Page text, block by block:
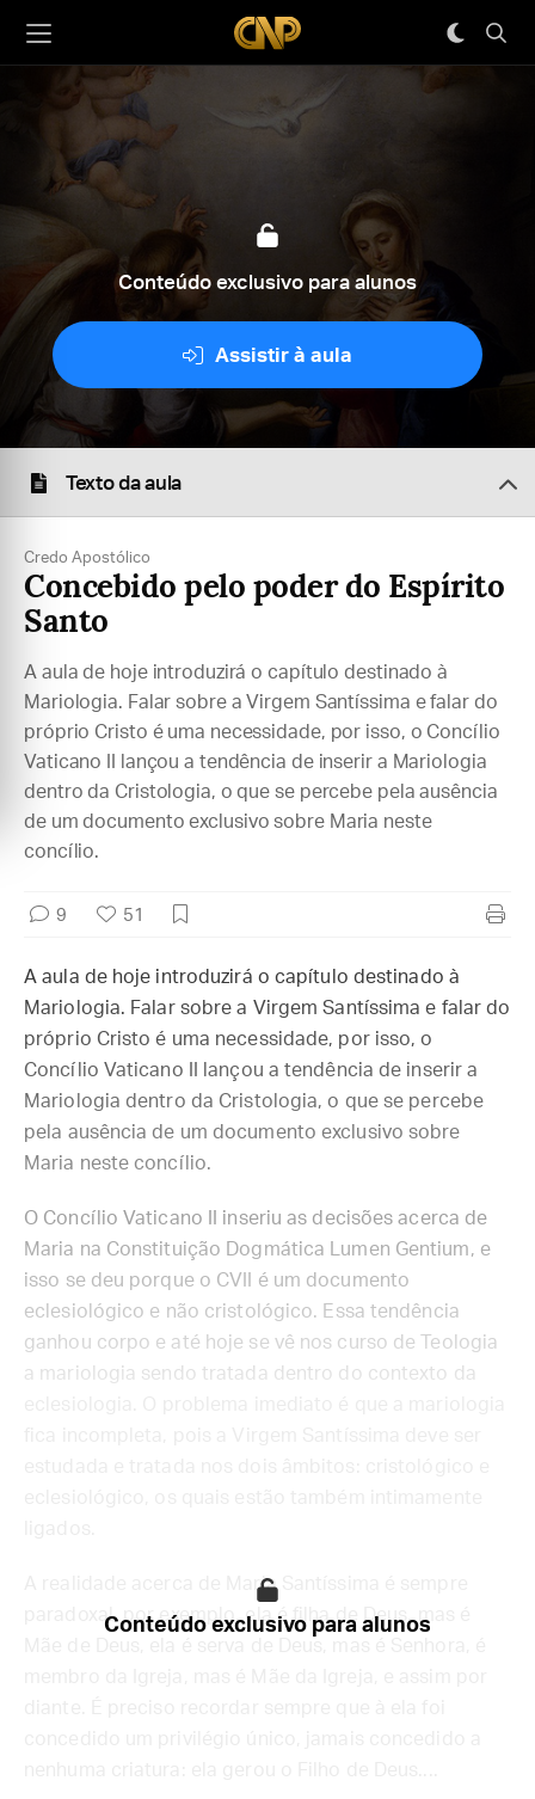
Conteúdo exclusivo para alunos
Assistir à aula
Texto da aula
Credo Apostólico
Concebido pelo poder do Espírito
Santo
A aula de hoje introduzirá o capítulo destinado à
Mariologia. Falar sobre a Virgem Santíssima e falar do
próprio Cristo é uma necessidade, por isso, o Concílio
Vaticano II lançou a tendência de inserir a Mariologia
dentro da Cristologia, o que se percebe pela ausência
de um documento exclusivo sobre Maria neste
concílio.
9 51
A aula de hoje introduzirá o capítulo destinado à
Mariologia. Falar sobre a Virgem Santíssima e falar do
próprio Cristo é uma necessidade, por isso, o
Concílio Vaticano II lançou a tendência de inserir a
Mariologia dentro da Cristologia, o que se percebe
pela ausência de um documento exclusivo sobre
Maria neste concílio.
O Concílio Vaticano II inseriu as decisões acerca de
Maria na Constituição Dogmática Lumen Gentium, e
isso se deu porque o CVII é um documento
eclesiológico e não cristológico. Essa tendência
ganhou corpo e até hoje se vê nos curso de Teologia
a mariologia sendo tratada dentro do contexto da
A realidade acerca de Maria Santíssima é sempre
paradoxal, por exemplo, ela é filha de Deus, mas é
Conteúdo exclusivo para alunos